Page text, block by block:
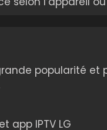
popularité et
app IPTV LG